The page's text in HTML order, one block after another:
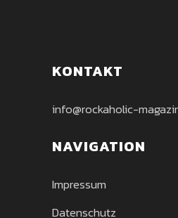
KONTAKT
info@rockaholic-
NAVIGATION
Impressum
Datenschutz